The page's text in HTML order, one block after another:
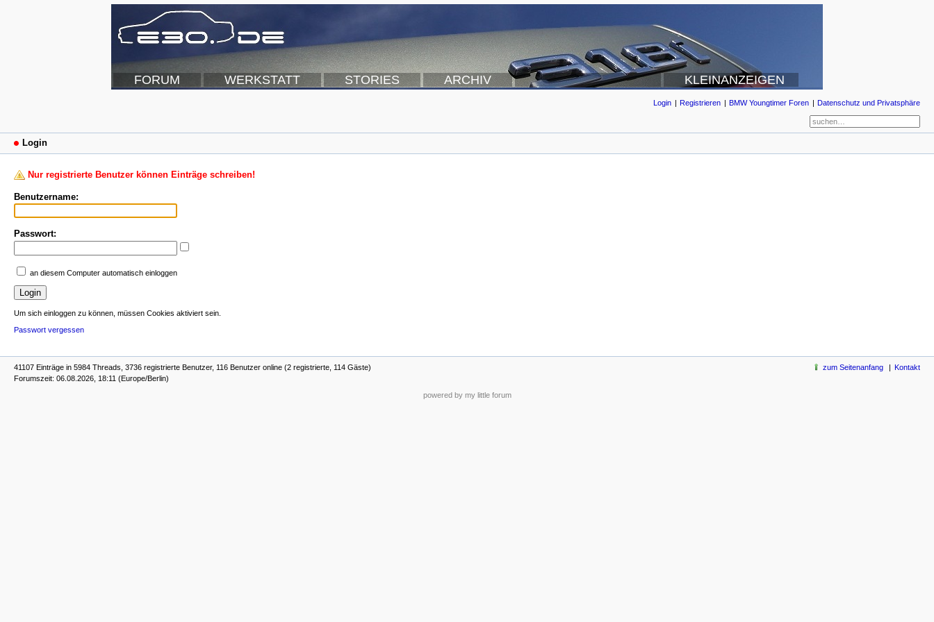
FORUM WERKSTATT STORIES ARCHIV KLEINANZEIGEN
Login Registrieren BMW Youngtimer Foren Datenschutz und Privatsphäre
Login
Nur registrierte Benutzer können Einträge schreiben!
Benutzername:
Passwort:
an diesem Computer automatisch einloggen
Um sich einloggen zu können, müssen Cookies aktiviert sein.
Passwort vergessen
41107 Einträge in 5984 Threads, 3736 registrierte Benutzer, 116 Benutzer online (2 registrierte, 114 Gäste)
Forumszeit: 06.08.2026, 18:11 (Europe/Berlin)
zum Seitenanfang Kontakt
powered by my little forum